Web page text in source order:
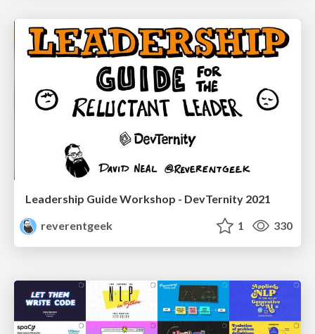
Leadership Guide Workshop - DevTernity 2021
reverentgeek
1 330